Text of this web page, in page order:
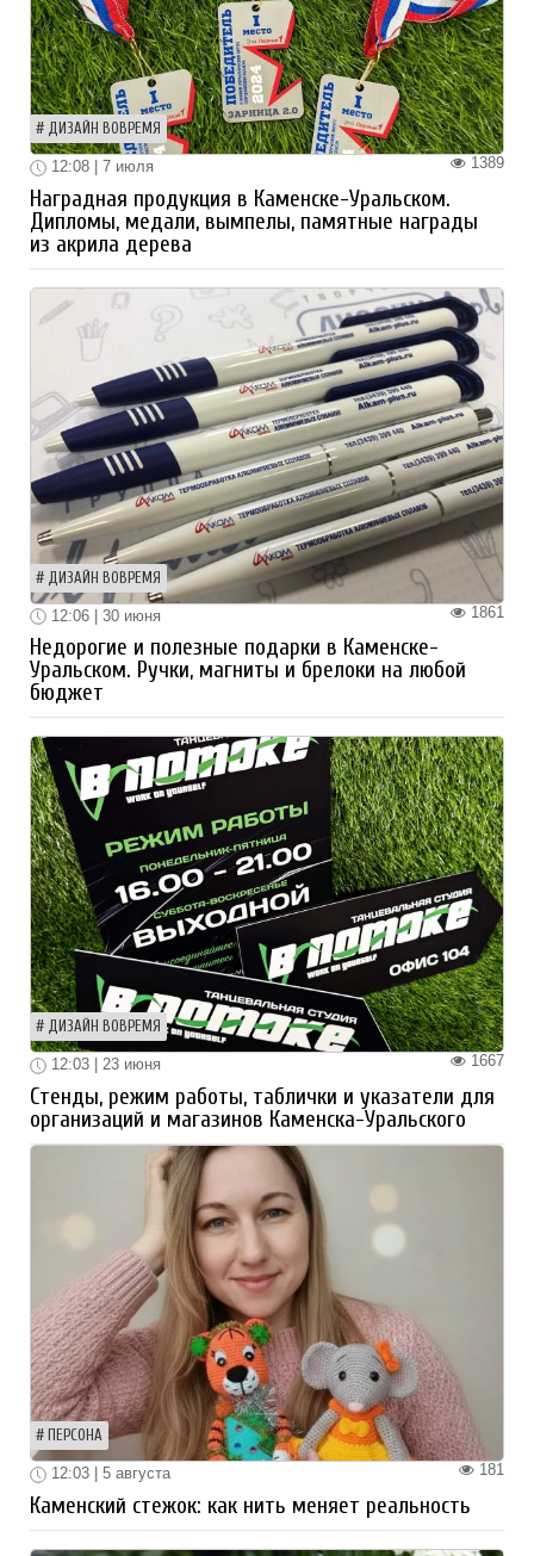
ДИЗАЙН ВОВРЕМЯ
1389
12:08 | 7 июля
Наградная продукция в Каменске-Уральском.
Дипломы, медали, вымпелы, памятные награды
из акрила дерева
ДИЗАЙН ВОВРЕМЯ
1861
12:06 | 30 июня
Недорогие и полезные подарки в Каменске-
Уральском. Ручки, магниты и брелоки на любой
бюджет
ДИЗАЙН ВОВРЕМЯ
1667
12:03 | 23 июня
Стенды, режим работы, таблички и указатели для
организаций и магазинов Каменска-Уральского
ПЕРСОНА
181
12:03 | 5 августа
Каменский стежок: как нить меняет реальность